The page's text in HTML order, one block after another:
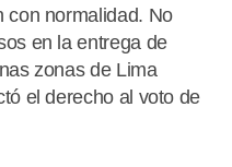
con normalidad. No
en la entrega de
zonas de Lima
el derecho al voto de